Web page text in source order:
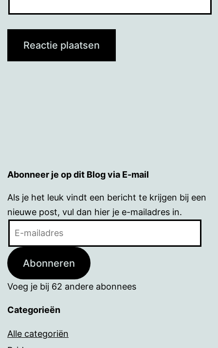
Abonneer je op dit Blog via E-mail
Als je het leuk vindt een bericht te krijgen bij een
nieuwe post, vul dan hier je e-mailadres in.
Abonneren
Voeg je bij 62 andere abonnees
Categorieën
Alle categoriën